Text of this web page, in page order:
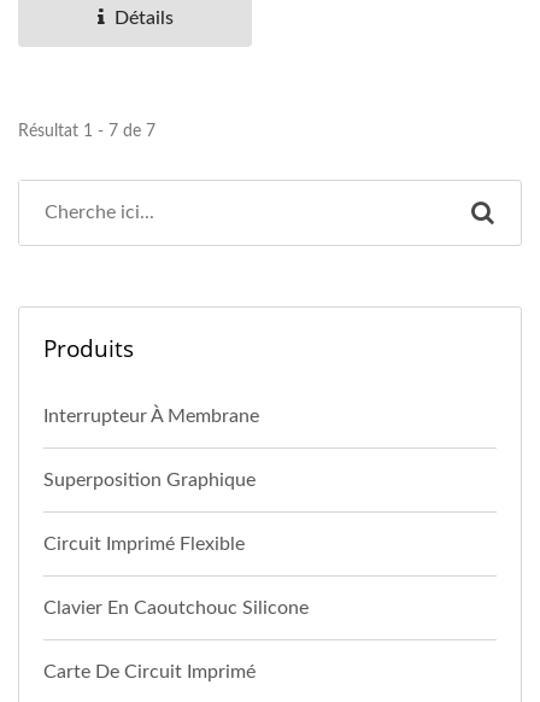
proposons également...
Détails
Résultat 1 - 7 de 7
Produits
Interrupteur À Membrane
Superposition Graphique
Circuit Imprimé Flexible
Clavier En Caoutchouc Silicone
Carte De Circuit Imprimé